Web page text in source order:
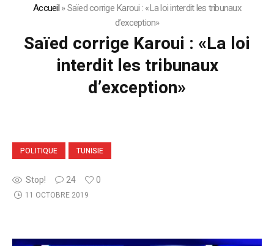
Accueil»Saïed corrige Karoui : «La loi interdit les tribunaux
d’exception»
Saïed corrige Karoui : «La loi
interdit les tribunaux
d’exception»
POLITIQUE TUNISIE
Stop! 24 0
11 OCTOBRE 2019